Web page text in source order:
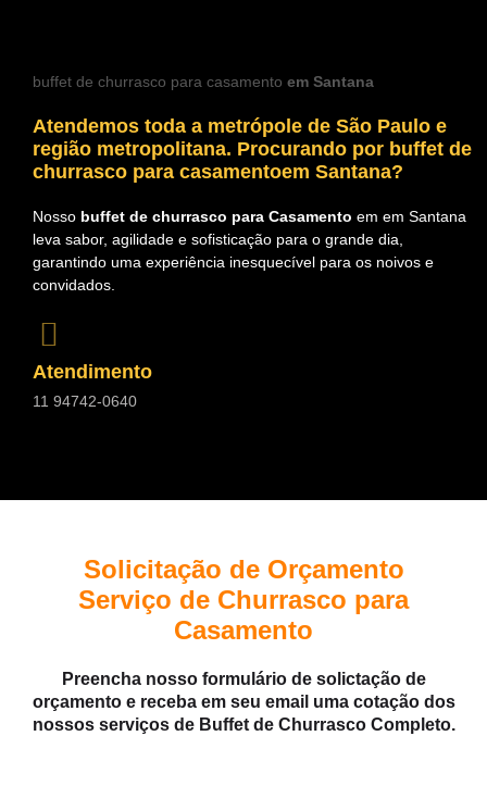
buffet de churrasco para casamento em Santana
Atendemos toda a metrópole de São Paulo e
região metropolitana. Procurando por buffet de
churrasco para casamentoem Santana?
Nosso buffet de churrasco para Casamento em em Santana
leva sabor, agilidade e sofisticação para o grande dia,
garantindo uma experiência inesquecível para os noivos e
convidados.
Atendimento
11 94742-0640
Solicitação de Orçamento
Serviço de Churrasco para
Casamento
Preencha nosso formulário de solictação de
orçamento e receba em seu email uma cotação dos
nossos serviços de Buffet de Churrasco Completo.